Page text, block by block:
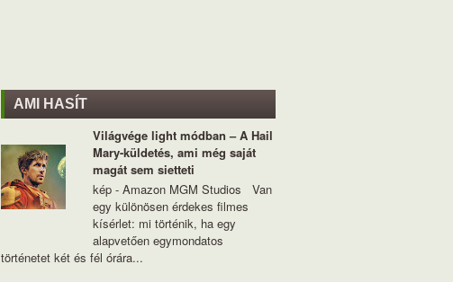
AMI HASÍT
Világvége light módban – A Hail
Mary-küldetés, ami még saját
magát sem sietteti
kép - Amazon MGM Studios Van
egy különösen érdekes filmes
kísérlet: mi történik, ha egy
alapvetően egymondatos
történetet két és fél órára...